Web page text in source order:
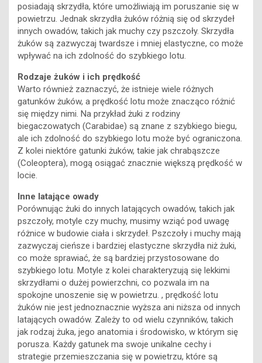
posiadają skrzydła, które umożliwiają im poruszanie się w
powietrzu. Jednak skrzydła żuków różnią się od skrzydeł
innych owadów, takich jak muchy czy pszczoły. Skrzydła
żuków są zazwyczaj twardsze i mniej elastyczne, co może
wpływać na ich zdolność do szybkiego lotu.
Rodzaje żuków i ich prędkość
Warto również zaznaczyć, że istnieje wiele różnych
gatunków żuków, a prędkość lotu może znacząco różnić
się między nimi. Na przykład żuki z rodziny
biegaczowatych (Carabidae) są znane z szybkiego biegu,
ale ich zdolność do szybkiego lotu może być ograniczona.
Z kolei niektóre gatunki żuków, takie jak chrabąszcze
(Coleoptera), mogą osiągać znacznie większą prędkość w
locie.
Inne latające owady
Porównując żuki do innych latających owadów, takich jak
pszczoły, motyle czy muchy, musimy wziąć pod uwagę
różnice w budowie ciała i skrzydeł. Pszczoły i muchy mają
zazwyczaj cieńsze i bardziej elastyczne skrzydła niż żuki,
co może sprawiać, że są bardziej przystosowane do
szybkiego lotu. Motyle z kolei charakteryzują się lekkimi
skrzydłami o dużej powierzchni, co pozwala im na
spokojne unoszenie się w powietrzu. , prędkość lotu
żuków nie jest jednoznacznie wyższa ani niższa od innych
latających owadów. Zależy to od wielu czynników, takich
jak rodzaj żuka, jego anatomia i środowisko, w którym się
porusza. Każdy gatunek ma swoje unikalne cechy i
strategie przemieszczania się w powietrzu, które są